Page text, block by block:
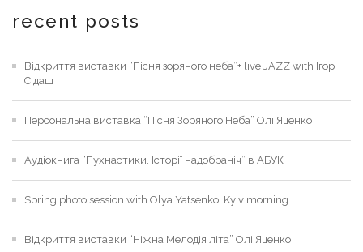
recent posts
Відкриття виставки “Пісня зоряного неба”+ live JAZZ with Ігор
Сідаш
Персональна виставка “Пісня Зоряного Неба” Олі Яценко
Аудіокнига “Пухнастики. Історії надобраніч” в АБУК
Spring photo session with Olya Yatsenko. Kyiv morning
Відкриття виставки “Ніжна Мелодія літа” Олі Яценко